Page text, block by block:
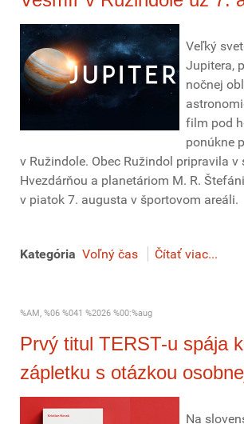
Veľký
Jupitera,
nočnej
film pod
ponúkne
v Ružindole. Obec Ružindol pripravila v
Hvezdárňou a planetáriom M. R.
v piatok 7. augusta v športovom areáli.
Kategória Voľný čas Čítať viac...
%AM, %06 %041 %2026 %00:%aug
Prvý titul TERST-u spája
zápletku s otázkou
Na